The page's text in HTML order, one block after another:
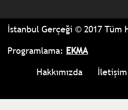
İstanbul Gerçeği © 2017 Tüm
Programlama: EKMA
Hakkımızda
İletişim